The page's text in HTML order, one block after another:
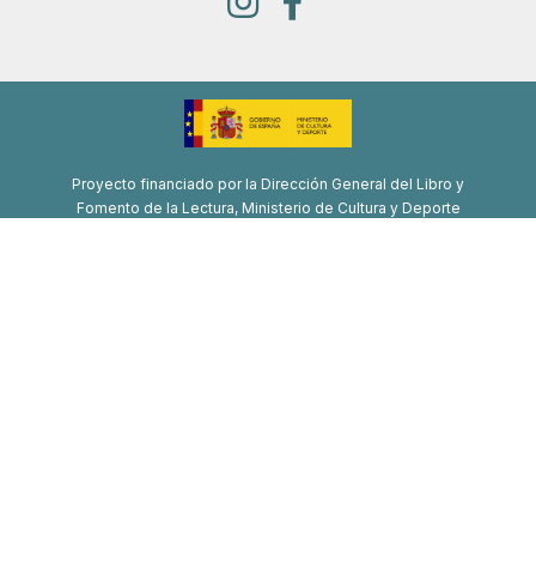
Proyecto financiado por la Dirección General del Libro y
Fomento de la Lectura, Ministerio de Cultura y Deporte